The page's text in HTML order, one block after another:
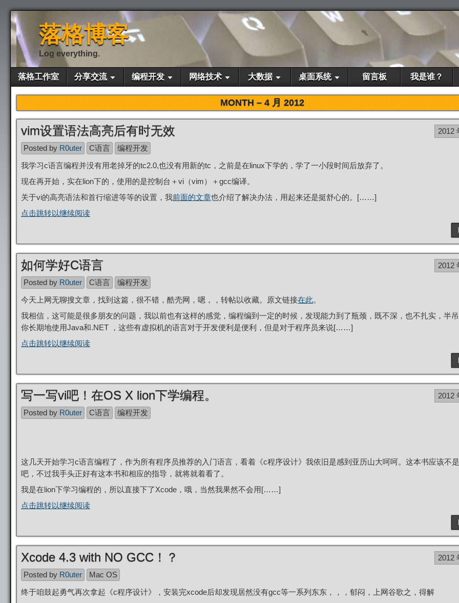
落格博客
Log everything.
落格工作室 分享交流 编程开发 网络技术 大数据 桌面系统 留言板 我是谁？
MONTH –4 月 2012
vim设置语法高亮后有时无效
2012
Posted by R0uter C语言
编程开发
我学习c语言编程并没有用老掉牙的tc2.0,也没有用新的tc，之前是在linux下学的，学了一小段时间后放弃了。
现在再开始，实在lion下的，使用的是控制台＋vi（vim）＋gcc编译。
关于vi的高亮语法和首行缩进等等的设置，我前面的文章也介绍了解决办法，用起来还是挺舒心的。[……]
点击跳转以继续阅读
如何学好C语言
2012
Posted by R0uter C语言
编程开发
今天上网无聊搜文章，找到这篇，很不错，酷壳网，嗯，，转帖以收藏。原文链接在此。
我相信，这可能是很多朋友的问题，我以前也有这样的感觉，编程编到一定的时候，发现能力到了瓶颈，既不深，也不扎实，半
你长期地使用Java和.NET ，这些有虚拟机的语言对于开发便利是便利，但是对于程序员来说[……]
点击跳转以继续阅读
写一写vi吧！在OS X lion下学编程。
2012
Posted by R0uter C语言 编程开发
这几天开始学习c语言编程了，作为所有程序员推荐的入门语言，看着《c程序设计》我依旧是感到亚历山大呵呵。这本书应该不
吧，不过我手头正好有这本书和相应的指导，就将就着看了。
我是在lion下学习编程的，所以直接下了Xcode，哦，当然我果然不会用[……]
点击跳转以继续阅读
Xcode 4.3 with NO GCC！？
2012
Posted by R0uter
Mac OS
终于咱鼓起勇气再次拿起《c程序设计》，安装完xcode后却发现居然没有gcc等一系列东东，，，郁闷，上网谷歌之，得解